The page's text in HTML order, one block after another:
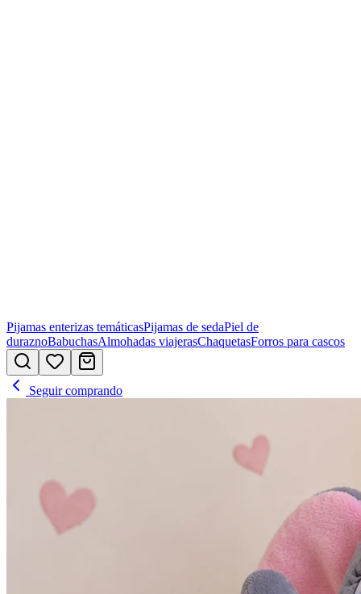
Pijamas enterizas temáticasPijamas de sedaPiel de
duraznoBabuchasAlmohadas viajerasChaquetasForros para cascos
Seguir comprando